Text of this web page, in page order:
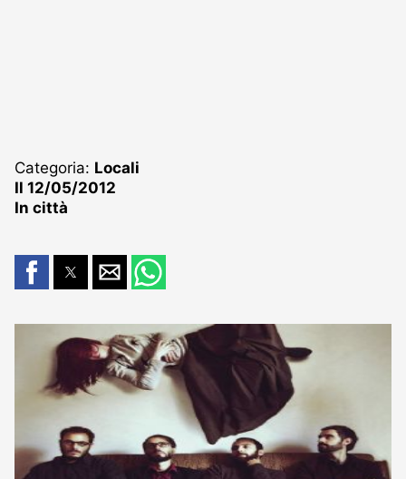
Categoria: Locali
Il 12/05/2012
In città